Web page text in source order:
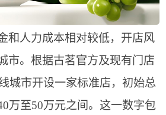
人力成本相对较低，开店风
市。根据古茗官方及现有门店
城市开设一家标准店，初始总
万至50万元之间。这一数字包